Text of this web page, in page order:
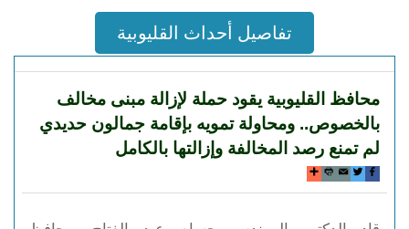
تفاصيل أحداث القليوبية
محافظ القليوبية يقود حملة لإزالة مبنى مخالف
بالخصوص.. ومحاولة تمويه بإقامة جمالون حديدي
لم تمنع رصد المخالفة وإزالتها بالكامل